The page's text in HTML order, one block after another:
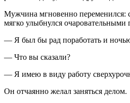
Мужчина мгновенно переменился:
мягко улыбнулся очаровательными
— Я был бы рад поработать и
— Что вы сказали?
— Я имею в виду работу
Он отчаянно желал заняться делом.